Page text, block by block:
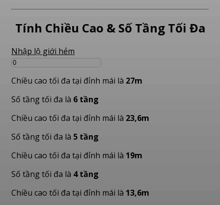
Tính Chiều Cao & Số Tầng Tối Đa
Nhập lộ giới hẻm
Chiều cao tối đa tại đỉnh mái là 27m
Số tầng tối đa là 6 tầng
Chiều cao tối đa tại đỉnh mái là 23,6m
Số tầng tối đa là 5 tầng
Chiều cao tối đa tại đỉnh mái là 19m
Số tầng tối đa là 4 tầng
Chiều cao tối đa tại đỉnh mái là 13,6m